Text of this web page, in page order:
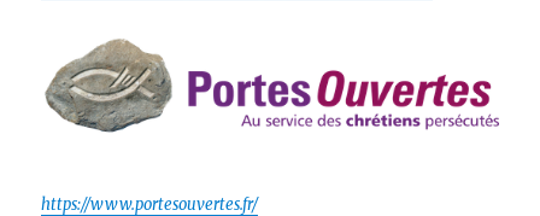
https://www.portesouvertes.fr/